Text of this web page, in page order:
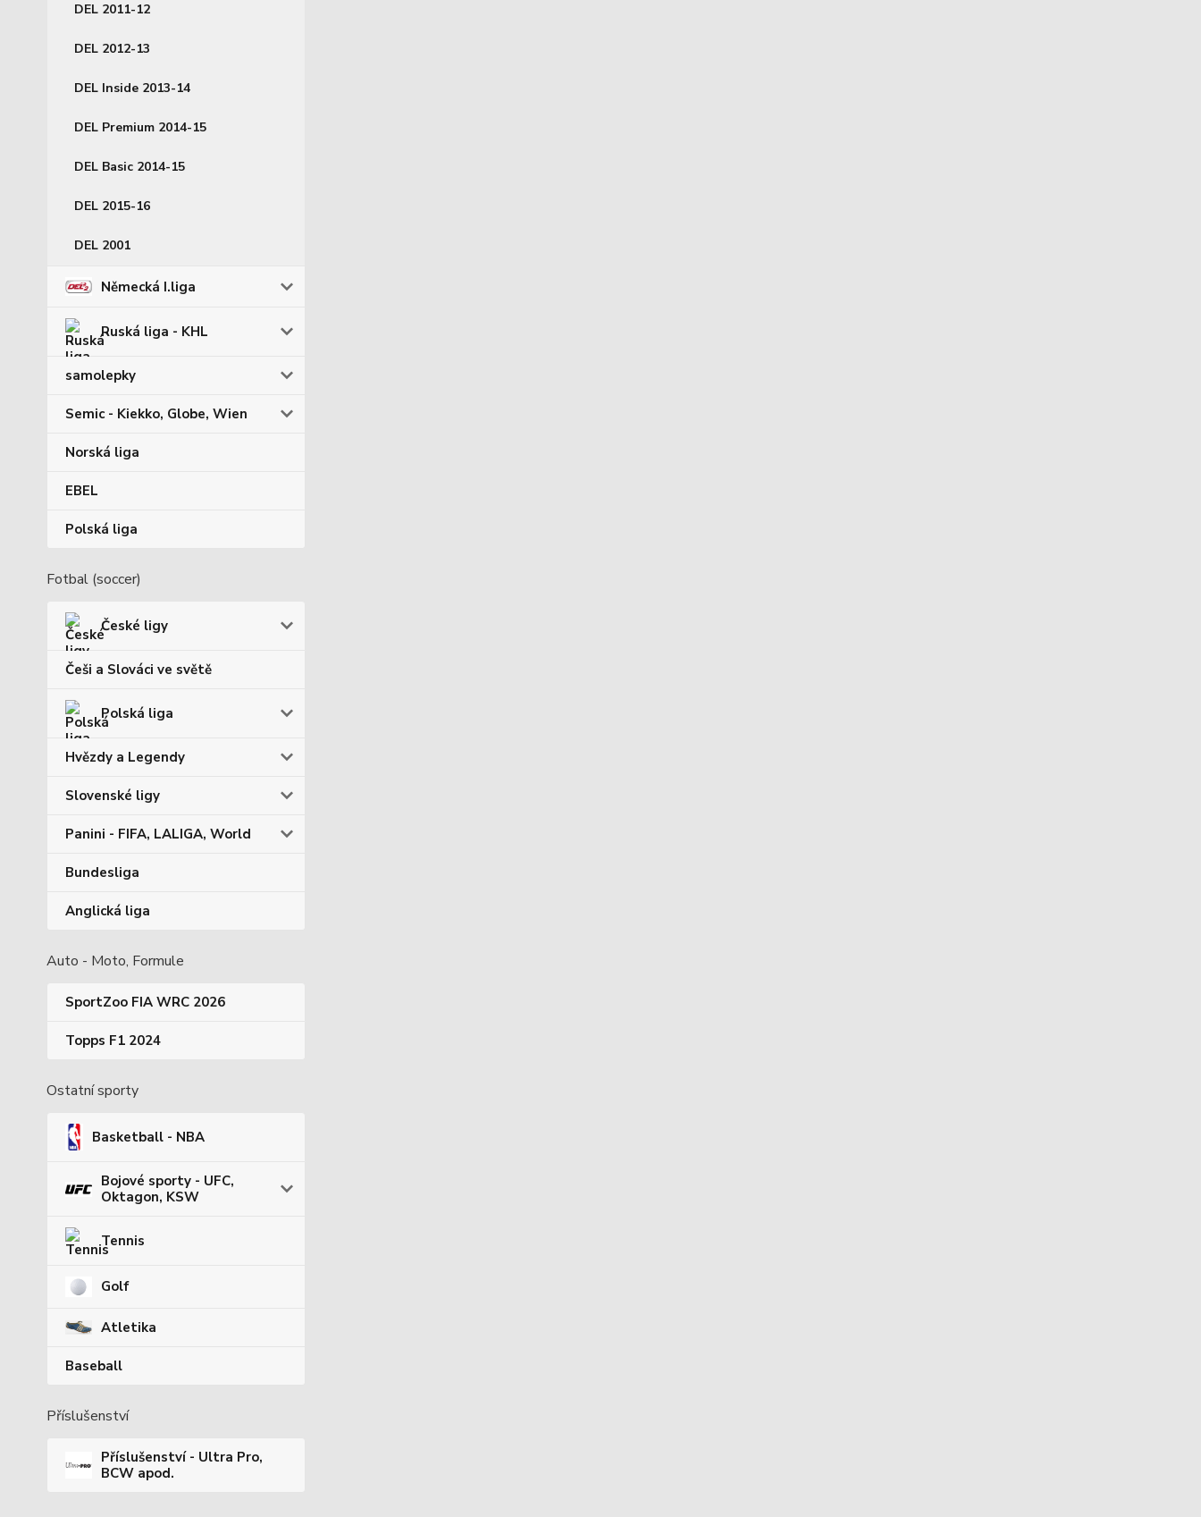
DEL 2011-12
DEL 2012-13
DEL Inside 2013-14
DEL Premium 2014-15
DEL Basic 2014-15
DEL 2015-16
DEL 2001
Německá I.liga
Ruská liga - KHL
samolepky
Semic - Kiekko, Globe, Wien
Norská liga
EBEL
Polská liga
Fotbal (soccer)
České ligy
Češi a Slováci ve světě
Polská liga
Hvězdy a Legendy
Slovenské ligy
Panini - FIFA, LALIGA, World
Bundesliga
Anglická liga
Auto - Moto, Formule
SportZoo FIA WRC 2026
Topps F1 2024
Ostatní sporty
Basketball - NBA
Bojové sporty - UFC,
Oktagon, KSW
Tennis
Golf
Atletika
Baseball
Příslušenství
Příslušenství - Ultra Pro,
BCW apod.